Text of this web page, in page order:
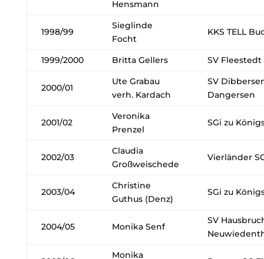
Hensmann
1998/99
Sieglinde
Focht
KKS TELL
1999/2000 Britta Gellers SV Fleestedt
2000/01
Ute Grabau
verh. Kardach
SV
Dangersen
2001/02
Veronika
Prenzel
SGi zu
2002/03
Claudia
Großweischede
Vierländer
2003/04
Christine
Guthus (Denz)
SGi zu
2004/05 Monika Senf
SV
Monika